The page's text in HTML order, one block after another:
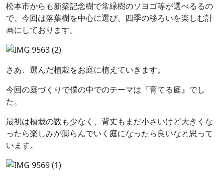
松本市からも新築記念樹で常緑樹のソヨゴ等が選べるるの
で、今回は落葉樹を中心に選び、四季の移ろいを楽しむ計
画にしております。
さあ、選んだ植栽をお庭に植えていきます。
今回の庭づくりで僕の中でのテーマは『育てる庭』でし
た。
最初は植栽の数も少なく、背丈もまだ小さいけど大きくな
ったら楽しみが膨らんでいく庭になったら良いなと思って
います。